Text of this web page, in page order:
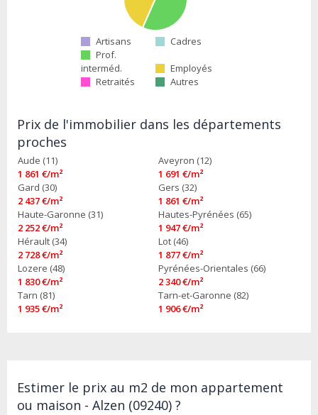
Artisans
Cadres
Prof.
interméd.
Employés
Retraités
Autres
Prix de l'immobilier dans les départements
proches
Aude (11)
1 861 €/m²
Aveyron (12)
1 691 €/m²
Gard (30)
2 437 €/m²
Gers (32)
1 861 €/m²
Haute-Garonne (31)
2 252 €/m²
Hautes-Pyrénées (65)
1 947 €/m²
Hérault (34)
2 728 €/m²
Lot (46)
1 877 €/m²
Lozere (48)
1 830 €/m²
Pyrénées-Orientales (66)
2 340 €/m²
Tarn (81)
1 935 €/m²
Tarn-et-Garonne (82)
1 906 €/m²
Estimer le prix au m2 de mon appartement
ou maison - Alzen (09240) ?